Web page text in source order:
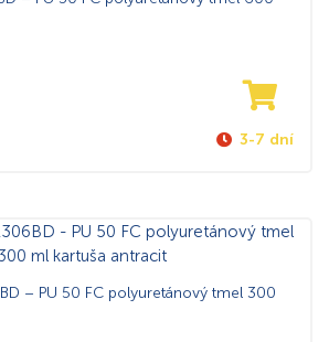
3-7 dní
– PU 50 FC polyuretánový tmel 300